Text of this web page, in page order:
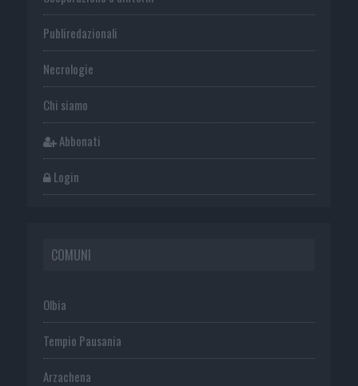
Publiredazionali
Necrologie
Chi siamo
Abbonati
Login
COMUNI
Olbia
Tempio Pausania
Arzachena